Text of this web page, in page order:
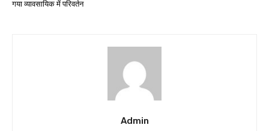
गया व्यावसायिक में परिवर्तन
Admin